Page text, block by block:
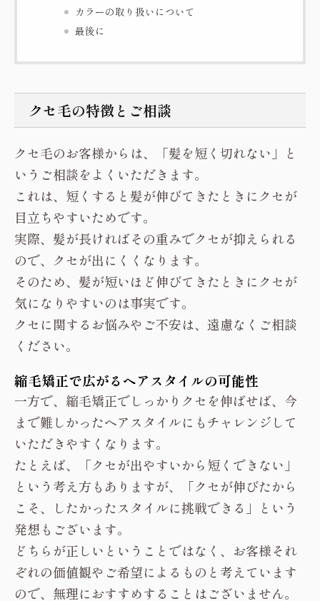
カラーの取り扱いについて
最後に
クセ毛の特徴とご相談
クセ毛のお客様からは、「髪を短く切れない」と
いうご相談をよくいただきます。
これは、短くすると髪が伸びてきたときにクセが
目立ちやすいためです。
実際、髪が長ければその重みでクセが抑えられる
ので、クセが出にくくなります。
そのため、髪が短いほど伸びてきたときにクセが
気になりやすいのは事実です。
クセに関するお悩みやご不安は、遠慮なくご相談
ください。
縮毛矯正で広がるヘアスタイルの可能性
一方で、縮毛矯正でしっかりクセを伸ばせば、今
まで難しかったヘアスタイルにもチャレンジして
いただきやすくなります。
たとえば、「クセが出やすいから短くできない」
という考え方もありますが、「クセが伸びたから
こそ、したかったスタイルに挑戦できる」という
発想もございます。
どちらが正しいということではなく、お客様それ
ぞれの価値観やご希望によるものと考えています
ので、無理におすすめすることはございません。